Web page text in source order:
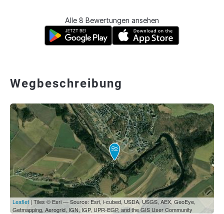
Alle 8 Bewertungen ansehen
Wegbeschreibung
Leaflet | Tiles © Esri — Source: Esri, i-cubed, USDA, USGS, AEX, GeoEye,
Getmapping, Aerogrid, IGN, IGP, UPR-EGP, and the GIS User Community